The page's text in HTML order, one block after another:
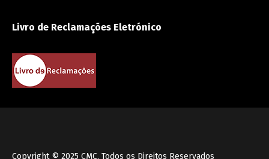
Livro de Reclamações Eletrónico
Copyright © 2025 CMC, Todos os Direitos Reservados